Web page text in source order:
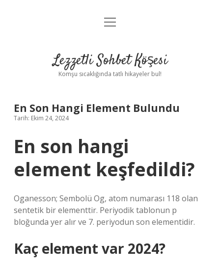
Anasayfa
Yasal Uyarı
menüyü
Lezzetli Sohbet Köşesi
Komşu sıcaklığında tatlı hikayeler bul!
En Son Hangi Element Bulundu
Tarih: Ekim 24, 2024
En son hangi
element keşfedildi?
Oganesson; Sembolü Og, atom numarası 118 olan
sentetik bir elementtir. Periyodik tablonun p
bloğunda yer alır ve 7. periyodun son elementidir.
Kaç element var 2024?